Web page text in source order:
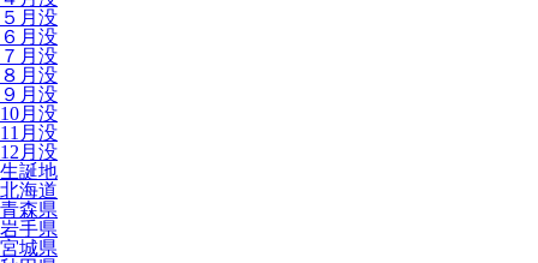
５月没
６月没
７月没
８月没
９月没
10月没
11月没
12月没
生誕地
北海道
青森県
岩手県
宮城県